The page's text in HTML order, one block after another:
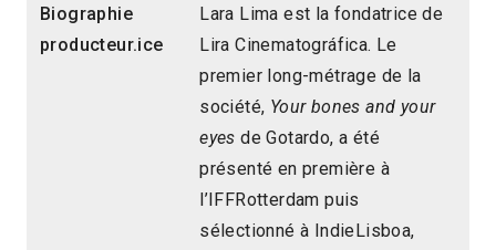
Biographie
producteur.ice
Lara Lima est la fondatrice de
Lira Cinematográfica. Le
premier long-métrage de la
société, Your bones and your
eyesde Gotardo, a été
présenté en première à
l’IFFRotterdam puis
sélectionné à IndieLisboa,